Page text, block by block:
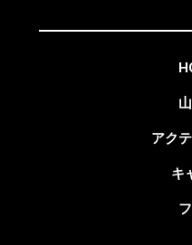
アク
キ